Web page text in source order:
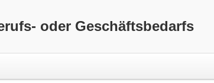
oder Geschäftsbedarfs